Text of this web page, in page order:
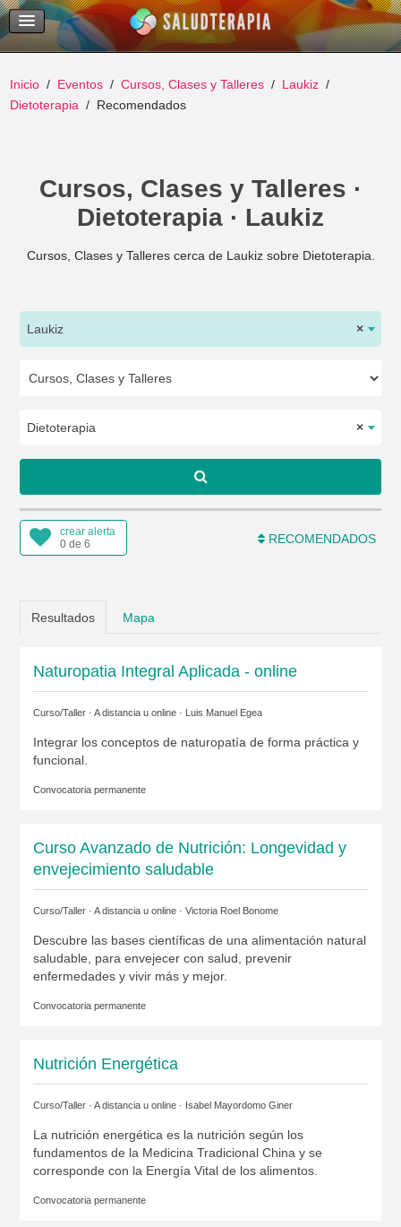
Temas Recientes
Buscar
Inicio Eventos Cursos, Clases y Talleres
Laukiz
Dietoterapia
Recomendados
Cursos, Clases y Talleres ·
Dietoterapia · Laukiz
Cursos, Clases y Talleres cerca de Laukiz sobre Dietoterapia.
×
Laukiz
×
Dietoterapia
crear alerta
0 de 6
RECOMENDADOS
Resultados Mapa
Naturopatia Integral Aplicada - online
Curso/Taller · A distancia u online · Luis Manuel Egea
Integrar los conceptos de naturopatía de forma práctica y
funcional.
Convocatoria permanente
Curso Avanzado de Nutrición: Longevidad y
envejecimiento saludable
Curso/Taller · A distancia u online · Victoria Roel Bonome
Descubre las bases científicas de una alimentación natural
saludable, para envejecer con salud, prevenir
enfermedades y vivir más y mejor.
Convocatoria permanente
Nutrición Energética
Curso/Taller · A distancia u online · Isabel Mayordomo Giner
La nutrición energética es la nutrición según los
fundamentos de la Medicina Tradicional China y se
corresponde con la Energía Vital de los alimentos.
Convocatoria permanente